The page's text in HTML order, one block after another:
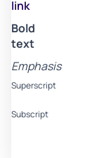
link
Bold
text
Emphasis
Superscript
Subscript